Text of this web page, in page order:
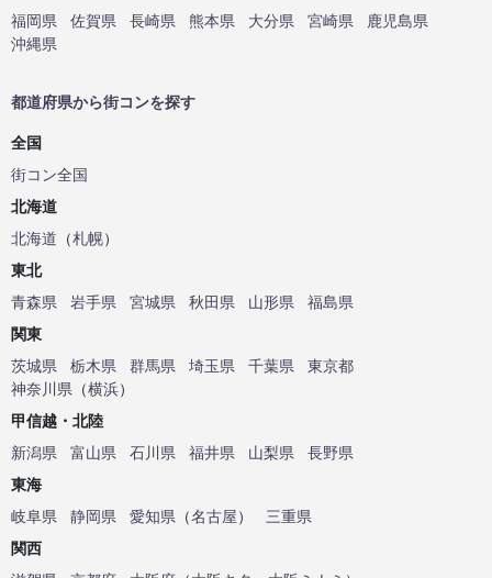
福岡県
佐賀県 長崎県 熊本県 大分県 宮崎県
鹿児島県
沖縄県
都道府県から街コンを探す
全国
街コン全国
北海道
北海道 （札幌）
東北
青森県
岩手県 宮城県 秋田県 山形県
福島県
関東
茨城県
栃木県 群馬県 埼玉県 千葉県
東京都
神奈川県 （横浜）
甲信越・北陸
新潟県
富山県 石川県 福井県 山梨県
長野県
東海
岐阜県
静岡県 愛知県 （名古屋）
三重県
関西